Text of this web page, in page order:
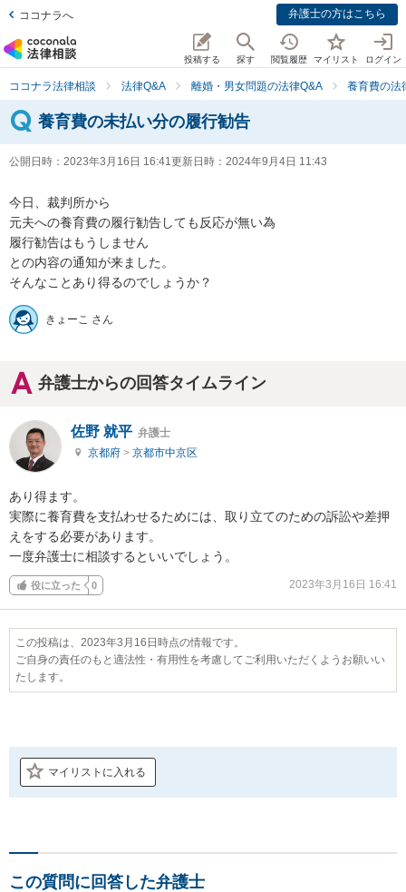
ココナラへ 弁護士の方はこちら
投稿する 探す 閲覧履歴 マイリスト ログイン
ココナラ法律相談 法律Q&A 離婚・男女問題の法律Q&A 養育費の法
養育費の未払い分の履行勧告
公開日時： 2023年3月16日 16:41更新日時： 2024年9月4日 11:43
今日、裁判所から
元夫への養育費の履行勧告しても反応が無い為
履行勧告はもうしません
との内容の通知が来ました。
そんなことあり得るのでしょうか？
きょーこ さん
弁護士からの回答タイムライン
佐野 就平 弁護士
京都府 > 京都市中京区
あり得ます。
実際に養育費を支払わせるためには、取り立てのための訴訟や差押
えをする必要があります。
一度弁護士に相談するといいでしょう。
役に立った 0 2023年3月16日 16:41
この投稿は、2023年3月16日時点の情報です。
ご自身の責任のもと適法性・有用性を考慮してご利用いただくようお願いい
たします。
マイリストに入れる
この質問に回答した弁護士